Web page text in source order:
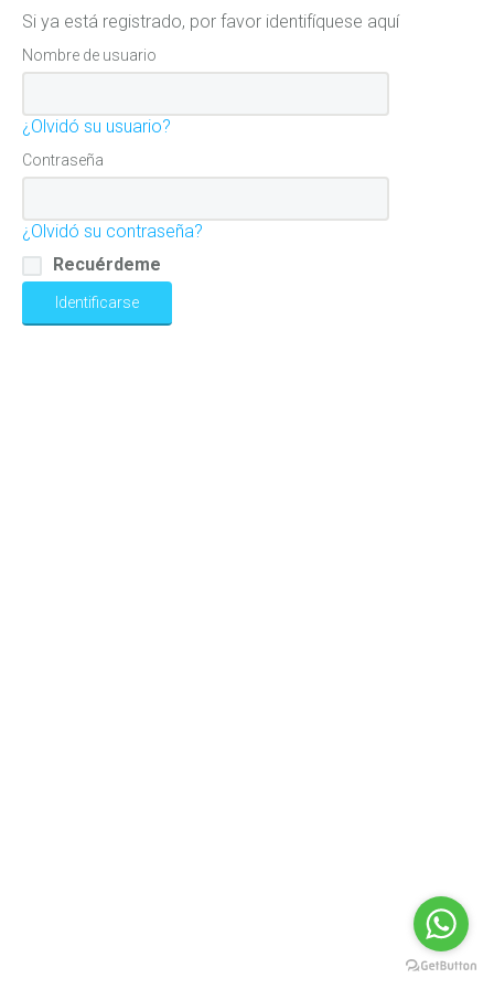
Si ya está registrado, por favor identifíquese aquí
Nombre de usuario
¿Olvidó su usuario?
Contraseña
¿Olvidó su contraseña?
Recuérdeme
Identificarse